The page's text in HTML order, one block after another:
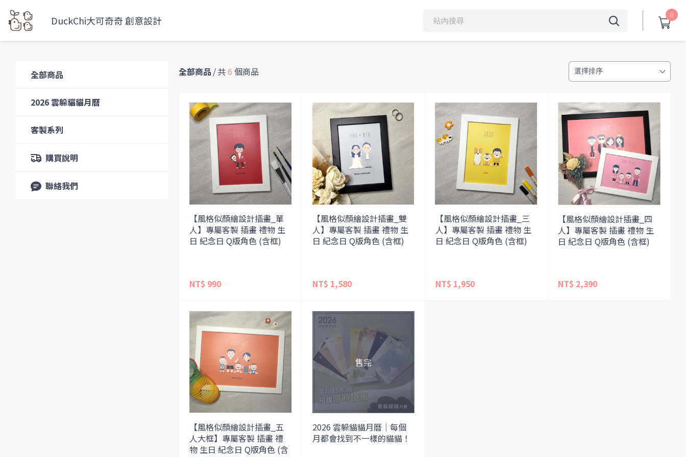
DuckChi大可奇奇 創意設計 0
全部商品
2026 雲躲貓貓月曆
客製系列
購買說明
聯絡我們
全部商品 /共6 個商品
【風格似顏繪設計插畫_單
人】專屬客製 插畫 禮物 生
日 紀念日 Q版角色 (含框)
NT$ 990
【風格似顏繪設計插畫_雙
人】專屬客製 插畫 禮物 生
日 紀念日 Q版角色 (含框)
NT$ 1,580
【風格似顏繪設計插畫_三
人】專屬客製 插畫 禮物 生
日 紀念日 Q版角色 (含框)
NT$ 1,950
【風格似顏繪設計插畫_四
人】專屬客製 插畫 禮物 生
日 紀念日 Q版角色 (含框)
NT$ 2,390
【風格似顏繪設計插畫_五
人大框】專屬客製 插畫 禮
物 生日 紀念日 Q版角色 (含
2026 雲躲貓貓月曆｜每個
月都會找到不一樣的貓貓！